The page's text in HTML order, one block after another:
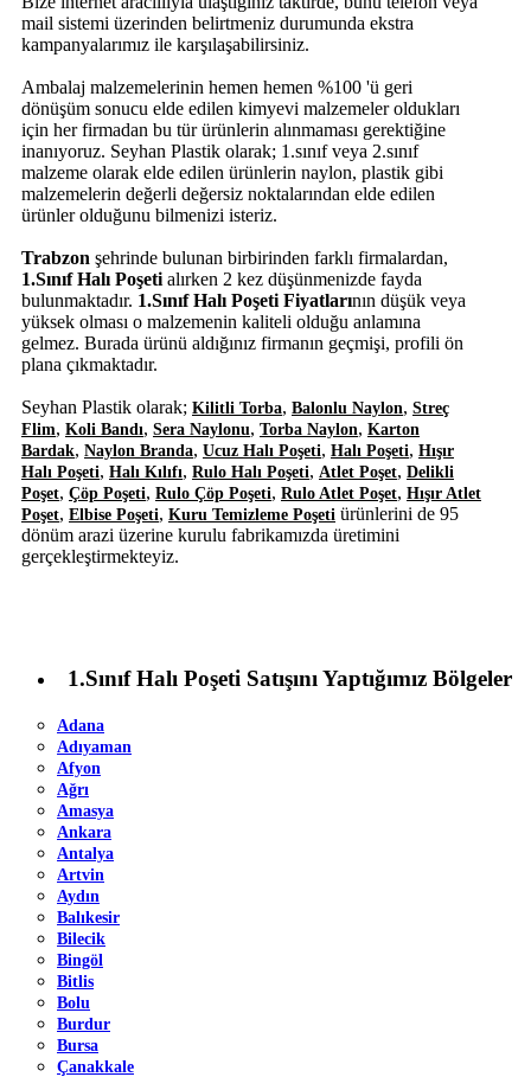
mail sistemi üzerinden belirtmeniz durumunda ekstra
kampanyalarımız ile karşılaşabilirsiniz.
Ambalaj malzemelerinin hemen hemen %100 'ü geri
dönüşüm sonucu elde edilen kimyevi malzemeler oldukları
için her firmadan bu tür ürünlerin alınmaması gerektiğine
inanıyoruz. Seyhan Plastik olarak; 1.sınıf veya 2.sınıf
malzeme olarak elde edilen ürünlerin naylon, plastik gibi
malzemelerin değerli değersiz noktalarından elde edilen
ürünler olduğunu bilmenizi isteriz.
Trabzon şehrinde bulunan birbirinden farklı firmalardan,
1.Sınıf Halı Poşeti alırken 2 kez düşünmenizde fayda
bulunmaktadır. 1.Sınıf Halı Poşeti Fiyatlarının düşük veya
yüksek olması o malzemenin kaliteli olduğu anlamına
gelmez. Burada ürünü aldığınız firmanın geçmişi, profili ön
plana çıkmaktadır.
Seyhan Plastik olarak; Kilitli Torba, Balonlu Naylon, Streç
Flim, Koli Bandı, Sera Naylonu, Torba Naylon, Karton
Bardak, Naylon Branda, Ucuz Halı Poşeti, Halı Poşeti, Hışır
Halı Poşeti, Halı Kılıfı, Rulo Halı Poşeti, Atlet Poşet, Delikli
Poşet, Çöp Poşeti, Rulo Çöp Poşeti, Rulo Atlet Poşet, Hışır Atlet
Poşet, Elbise Poşeti, Kuru Temizleme Poşeti ürünlerini de 95
dönüm arazi üzerine kurulu fabrikamızda üretimini
gerçekleştirmekteyiz.
1.Sınıf Halı Poşeti Satışını Yaptığımız Bölgeler
Adana
Adıyaman
Afyon
Ağrı
Amasya
Ankara
Antalya
Artvin
Aydın
Balıkesir
Bilecik
Bingöl
Bitlis
Bolu
Burdur
Bursa
Çanakkale